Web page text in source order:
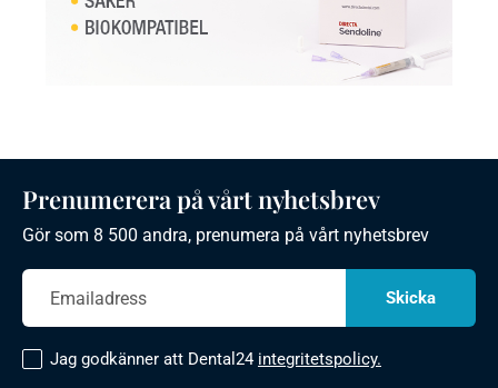
Prenumerera på vårt nyhetsbrev
Gör som 8 500 andra, prenumera på vårt nyhetsbrev
Jag godkänner att Dental24 integritetspolicy.